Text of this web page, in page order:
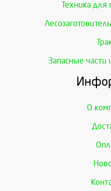
Техника для
Запасные
О